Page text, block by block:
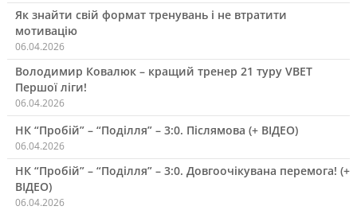
Як знайти свій формат тренувань і не втратити
мотивацію
06.04.2026
Володимир Ковалюк – кращий тренер 21 туру VBET
Першої ліги!
06.04.2026
НК “Пробій” – “Поділля” – 3:0. Післямова (+ ВІДЕО)
06.04.2026
НК “Пробій” – “Поділля” – 3:0. Довгоочікувана перемога! (+
ВІДЕО)
06.04.2026